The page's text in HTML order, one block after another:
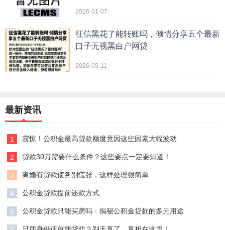
2026-01-07
征信黑花了能转账吗，倾情分享五个最新
口子无视黑白户网贷
2026-05-11
最新资讯
1 震惊！公积金最高贷款额度竟因这些因素大幅波动
2 贷款30万需要什么条件？这些要点一定要知道！
3 离婚有贷款债务别慌张，这样处理很简单
4 公积金贷款提前还款方式
5 公积金贷款只能买房吗：揭秘公积金贷款的多元用途